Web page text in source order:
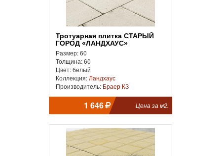
Тротуарная плитка СТАРЫЙ
ГОРОД «ЛАНДХАУС»
Размер: 60
Толщина: 60
Цвет: белый
Коллекция: Ландхаус
Производитель: Браер КЗ
1 646 Цена за м2.